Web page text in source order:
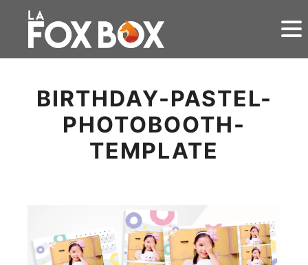
BIRTHDAY-PASTEL-
PHOTOBOOTH-
TEMPLATE